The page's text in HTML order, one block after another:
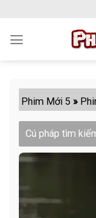
content
Phim Mới 5 »
Cú pháp tìm